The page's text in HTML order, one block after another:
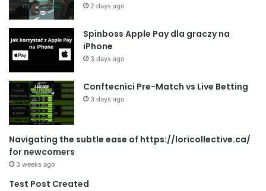
2 days ago
Spinboss Apple Pay dla graczy na
iPhone
3 days ago
Conftecnici Pre-Match vs Live Betting
3 days ago
Navigating the subtle ease of https://loricollective.ca/
for newcomers
3 weeks ago
Test Post Created